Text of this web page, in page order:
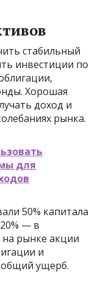
стабильный
инвестиции по
Хорошая
доход и
рынка.
для
50% капитала
— в
рынке акции
и
общий ущерб.